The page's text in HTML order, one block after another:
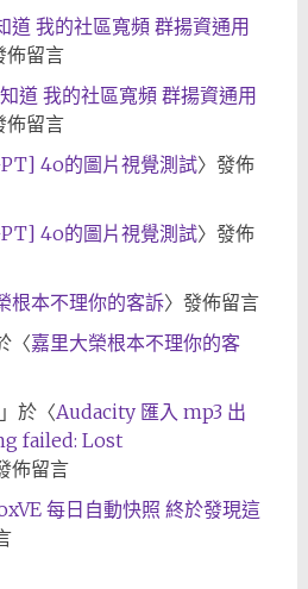
道 我的社區寬頻 群揚資通用
佈留言
道 我的社區寬頻 群揚資通用
佈留言
4o的圖片視覺測試〉發佈
4o的圖片視覺測試〉發佈
根本不理你的客訴〉發佈留言
〈嘉里大榮根本不理你的客
於〈Audacity 匯入 mp3 出
failed: Lost
佈留言
每日自動快照 終於發現這